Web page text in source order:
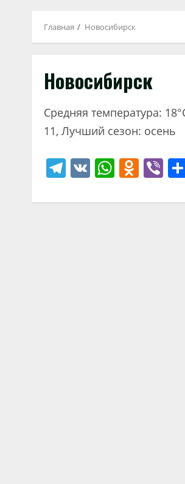
Главная Новосибирск
Новосибирск
Средняя температура:
11, Лучший сезон: осень
Telegram
VK